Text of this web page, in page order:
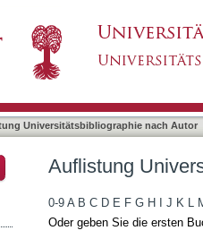
Universitätsbibliographie nach Autor
Auflistung
0-9 A B C D E F G H J K L
Oder geben Sie die ersten